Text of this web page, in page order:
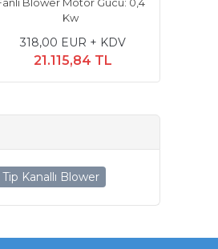
Kw
318,00 EUR + KDV
21.115,84 TL
Kanallı Blower